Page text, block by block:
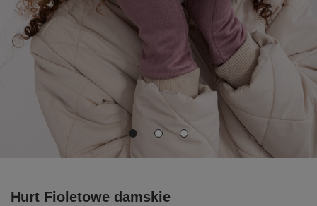
Hurt Fioletowe damskie